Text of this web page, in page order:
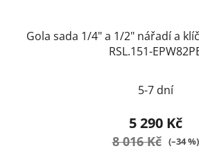
Gola sada 1/4" a 1/2" nářadí a
RSL.151-
5-7 dní
5 290 Kč
8 016 Kč (–34 %)